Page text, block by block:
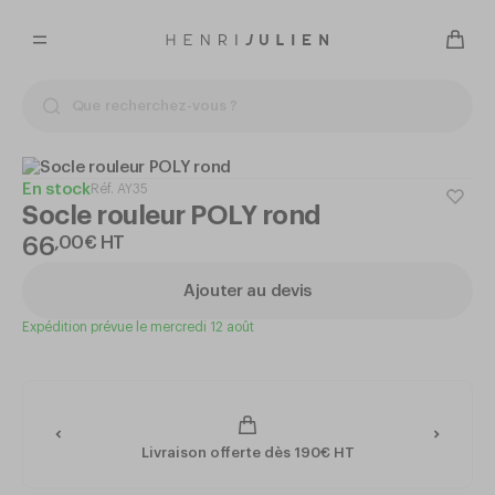
En stockRéf. AY35
Socle rouleur POLY rond
66,00€ HT
Ajouter au devis
Expédition prévue le mercredi 12 août
Livraison offerte dès 190€ HT